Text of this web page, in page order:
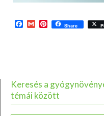
Facebook
GmailPinterest
Share
Keresés a
témái között